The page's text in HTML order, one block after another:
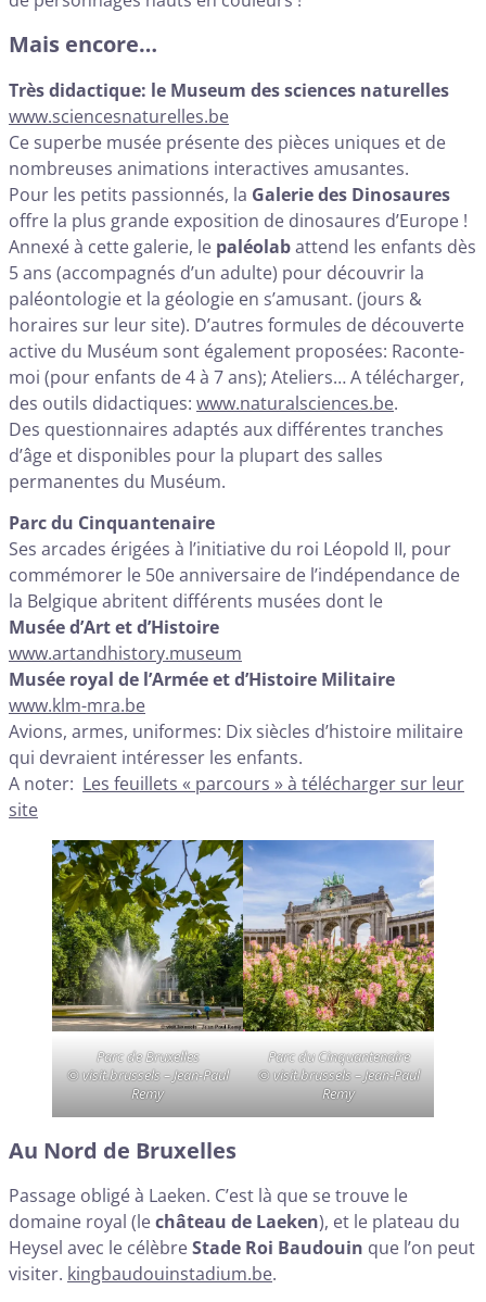
Mais encore…
Très didactique: le Museum des sciences naturelles
www.sciencesnaturelles.be
Ce superbe musée présente des pièces uniques et de
nombreuses animations interactives amusantes.
Pour les petits passionnés, la Galerie des Dinosaures
offre la plus grande exposition de dinosaures d’Europe !
Annexé à cette galerie, le paléolabattend les enfants dès
5 ans (accompagnés d’un adulte) pour découvrir la
paléontologie et la géologie en s’amusant. (jours &
horaires sur leur site). D’autres formules de découverte
active du Muséum sont également proposées: Raconte-
moi (pour enfants de 4 à 7 ans); Ateliers… A télécharger,
des outils didactiques: www.naturalsciences.be.
Des questionnaires adaptés aux différentes tranches
d’âge et disponibles pour la plupart des salles
permanentes du Muséum.
Parc du Cinquantenaire
Ses arcades érigées à l’initiative du roi Léopold II, pour
commémorer le 50e anniversaire de l’indépendance de
la Belgique abritent différents musées dont le
Musée d’Art et d’Histoire
www.artandhistory.museum
Musée royal de l’Armée et d’Histoire Militaire
www.klm-mra.be
Avions, armes, uniformes: Dix siècles d’histoire militaire
qui devraient intéresser les enfants.
A noter: Les feuillets « parcours » à télécharger sur leur
site
Parc de Bruxelles
© visit.brussels – Jean-Paul
Remy
Parc du Cinquantenaire
© visit.brussels – Jean-Paul
Remy
Au Nord de Bruxelles
Passage obligé à Laeken. C’est là que se trouve le
domaine royal (lechâteau de Laeken), et le plateau du
Heysel avec le célèbreStade Roi Baudouin que l’on peut
visiter. kingbaudouinstadium.be.